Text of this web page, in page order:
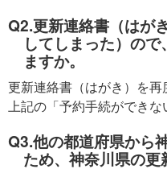
Q2.更新連絡書（はが
してしまった）の
ますか。
更新連絡書（はがき）を再
上記の「予約手続ができな
Q3.他の都道府県から
ため、神奈川県の